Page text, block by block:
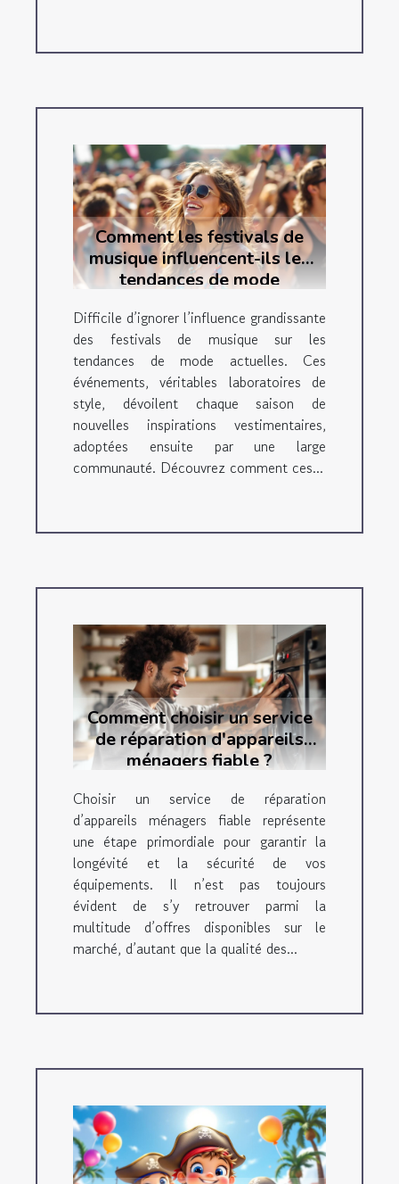
Comment les festivals de
musique influencent-ils les
tendances de mode
Difficile d’ignorer l’influence grandissante
des festivals de musique sur les
tendances de mode actuelles. Ces
événements, véritables laboratoires de
style, dévoilent chaque saison de
nouvelles inspirations vestimentaires,
adoptées ensuite par une large
communauté. Découvrez comment ces...
Comment choisir un service
de réparation d'appareils
ménagers fiable ?
Choisir un service de réparation
d’appareils ménagers fiable représente
une étape primordiale pour garantir la
longévité et la sécurité de vos
équipements. Il n’est pas toujours
évident de s’y retrouver parmi la
multitude d’offres disponibles sur le
marché, d’autant que la qualité des...